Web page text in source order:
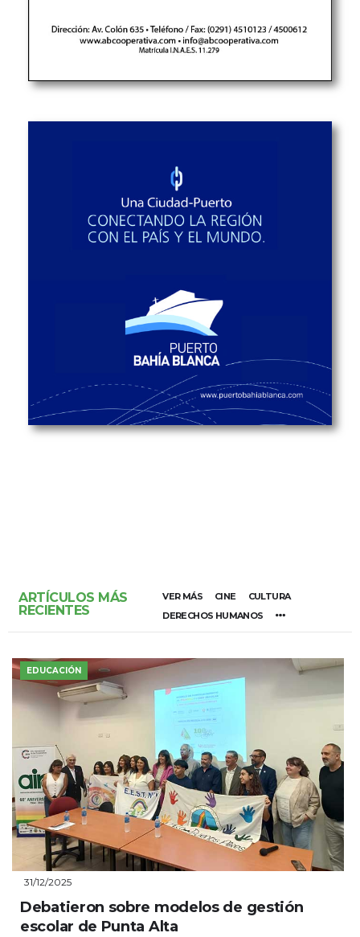
ARTÍCULOS MÁS
RECIENTES
VER MÁS CINE
CULTURA
DERECHOS HUMANOS
EDUCACIÓN
31/12/2025
Debatieron sobre modelos de gestión
escolar de Punta Alta